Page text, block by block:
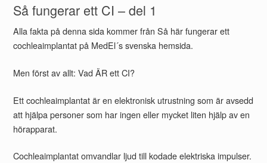
Så fungerar ett CI – del 1
Alla fakta på denna sida kommer från Så här fungerar ett
cochleaimplantat på MedEl´s svenska hemsida.
Men först av allt: Vad ÄR ett CI?
Ett cochleaimplantat är en elektronisk utrustning som är avsedd
att hjälpa personer som har ingen eller mycket liten hjälp av en
hörapparat.
Cochleaimplantat omvandlar ljud till kodade elektriska impulser.